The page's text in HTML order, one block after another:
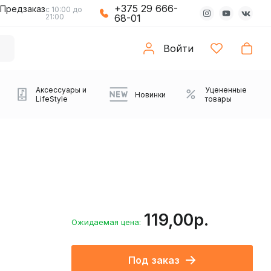
Предзаказс 10:00 до
21:00
+375 29 666-
68-01
Войти
Саундбары
Аксессуары и
LifeStyle
Новинки
Уцененные
товары
Ожидаемая цена: 119,00р.
Под заказ